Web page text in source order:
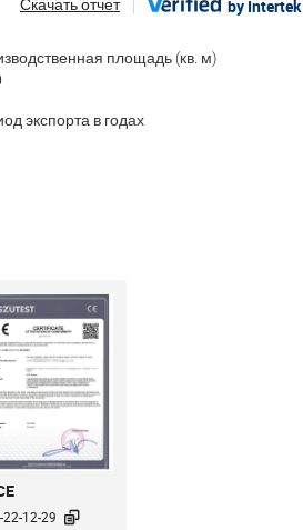
Скачать отчет by Intertek
площадь (кв. м)
экспорта в годах
22-12-29 